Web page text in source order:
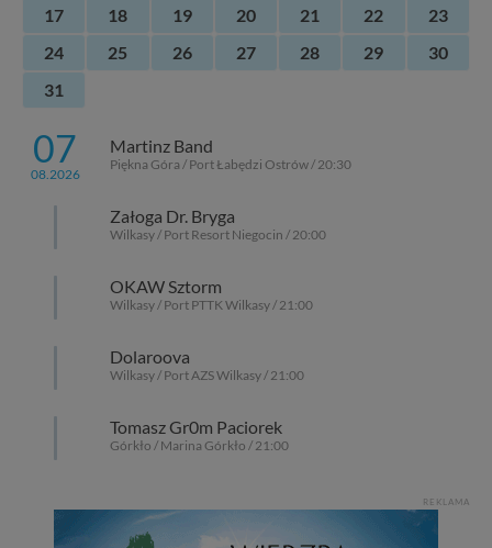
17
18 19 20 21 22
23
24
25 26 27 28 29
30
31
07
08.2026
Martinz Band
Piękna Góra / Port Łabędzi Ostrów / 20:30
Załoga Dr. Bryga
Wilkasy / Port Resort Niegocin / 20:00
OKAW Sztorm
Wilkasy / Port PTTK Wilkasy / 21:00
Dolaroova
Wilkasy / Port AZS Wilkasy / 21:00
Tomasz Gr0m Paciorek
Górkło / Marina Górkło / 21:00
REKLAMA